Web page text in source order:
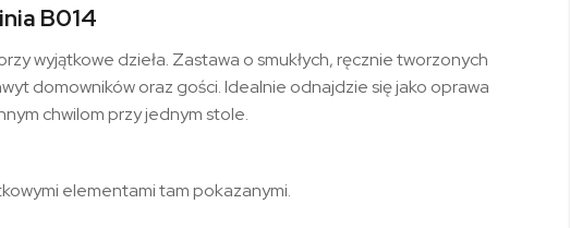
B014
wyjątkowe dzieła. Zastawa o smukłych, ręcznie tworzonych
domowników oraz gości. Idealnie odnajdzie się jako oprawa
chwilom przy jednym stole.
elementami tam pokazanymi.